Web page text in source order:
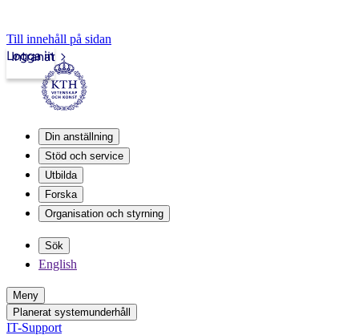
Till innehåll på sidan
Intranät
Logga in
Din anställning
Stöd och service
Utbilda
Forska
Organisation och styrning
Sök
English
Meny
Planerat systemunderhåll
IT-Support